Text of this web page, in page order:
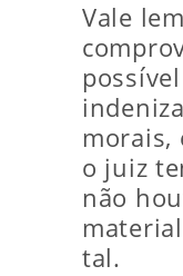
Vale
morais,
o juiz
não
tal.